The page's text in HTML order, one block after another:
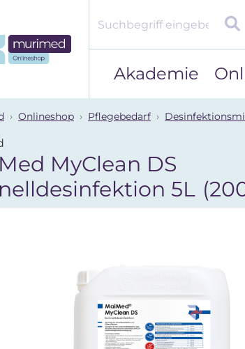
Akademie
Onlineshop Pflegebedarf
MyClean DS
5L